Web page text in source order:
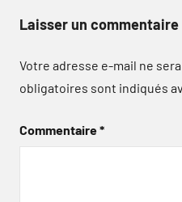
Laisser un commentaire
Votre adresse e-mail ne
obligatoires sont indiqués
Commentaire*